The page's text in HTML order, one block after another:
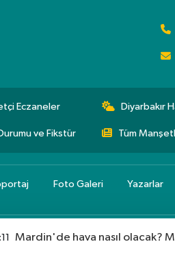
Eczaneler Diyarbakır
ve Fikstür Tüm
Foto Galeri Yazarlar
Mardin'de hava nasıl olacak?